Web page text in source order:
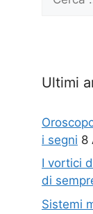
per:
Ultimi
i segni 8
I vortici
di
Sistemi